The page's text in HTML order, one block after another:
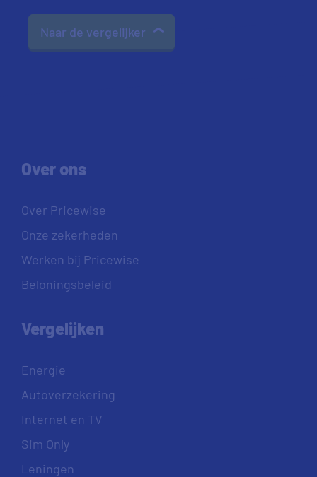
Naar de vergelijker
Over ons
Over Pricewise
Onze zekerheden
Werken bij Pricewise
Beloningsbeleid
Vergelijken
Energie
Autoverzekering
Internet en TV
Sim Only
Leningen